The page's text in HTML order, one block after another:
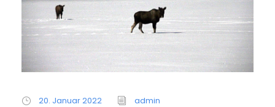
20. Januar 2022
admin